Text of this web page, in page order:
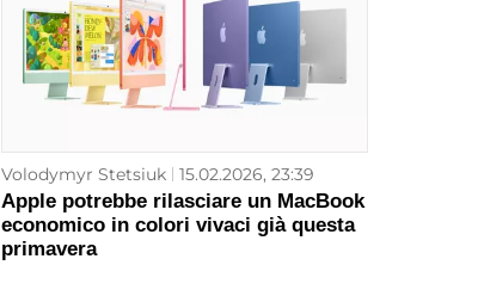
Volodymyr Stetsiuk 15.02.2026, 23:39
Apple potrebbe rilasciare un MacBook
economico in colori vivaci già questa
primavera